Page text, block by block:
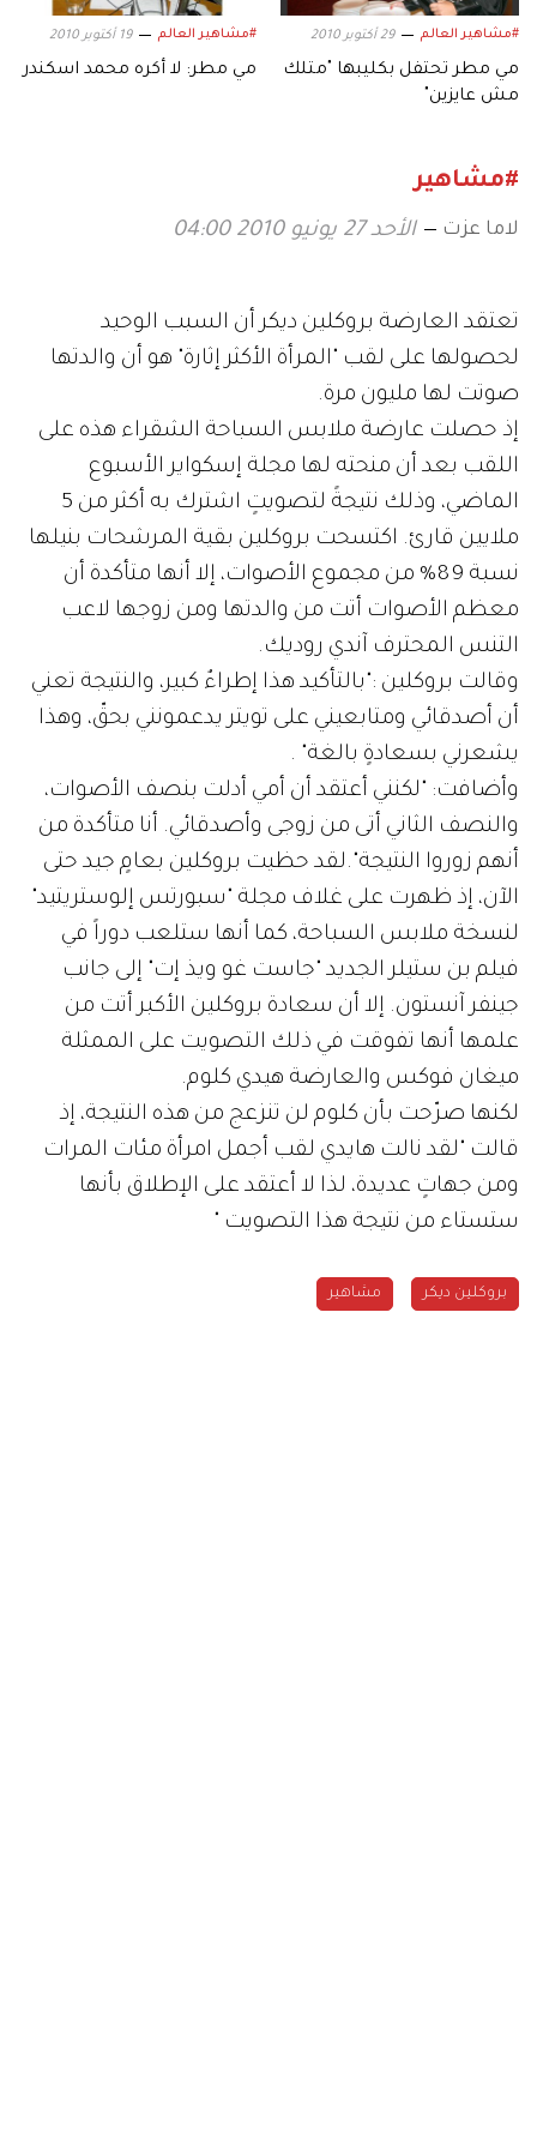
#مشاهير العالم 29 أكتوبر 2010
مي مطر تحتفل بكليبها "متلك
مش عايزين"
#مشاهير العالم 19 أكتوبر 2010
مي مطر: لا أكره محمد اسكندر
#مشاهير
لاما عزت الأحد 27 يونيو 2010 04:00
تعتقد العارضة بروكلين ديكر أن السبب الوحيد
لحصولها على لقب "المرأة الأكثر إثارة" هو أن والدتها
صوتت لها مليون مرة.
إذ حصلت عارضة ملابس السباحة الشقراء هذه على
اللقب بعد أن منحته لها مجلة إسكواير الأسبوع
الماضي، وذلك نتيجةً لتصويتٍ اشترك به أكثر من 5
ملايين قارئ. اكتسحت بروكلين بقية المرشحات بنيلها
نسبة 89% من مجموع الأصوات، إلا أنها متأكدة أن
معظم الأصوات أتت من والدتها ومن زوجها لاعب
التنس المحترف آندي روديك.
وقالت بروكلين :"بالتأكيد هذا إطراءٌ كبير، والنتيجة تعني
أن أصدقائي ومتابعيني على تويتر يدعمونني بحقّ، وهذا
يشعرني بسعادةٍ بالغة" .
وأضافت: "لكنني أعتقد أن أمي أدلت بنصف الأصوات،
والنصف الثاني أتى من زوجى وأصدقائي. أنا متأكدة من
أنهم زوروا النتيجة".لقد حظيت بروكلين بعامٍ جيد حتى
الآن، إذ ظهرت على غلاف مجلة "سبورتس إلوستريتيد"
لنسخة ملابس السباحة، كما أنها ستلعب دوراً في
فيلم بن ستيلر الجديد "جاست غو ويذ إت" إلى جانب
جينفر آنستون. إلا أن سعادة بروكلين الأكبر أتت من
علمها أنها تفوقت في ذلك التصويت على الممثلة
ميغان فوكس والعارضة هيدي كلوم.
لكنها صرّحت بأن كلوم لن تنزعج من هذه النتيجة، إذ
قالت "لقد نالت هايدي لقب أجمل امرأة مئات المرات
ومن جهاتٍ عديدة، لذا لا أعتقد على الإطلاق بأنها
ستستاء من نتيجة هذا التصويت "
بروكلين ديكر مشاهير